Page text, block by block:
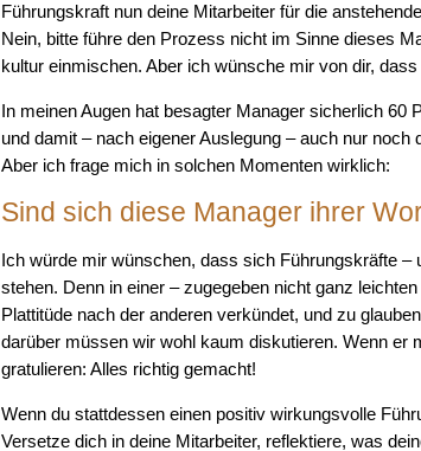
Führungskraft nun deine Mitarbeiter für die
Nein, bitte führe den Prozess nicht im Sinne dieses
kultur einmischen. Aber ich wünsche mir von dir,
In meinen Augen hat besagter Manager sicherlich
und damit – nach eigener Auslegung – auch nur
Aber ich frage mich in solchen Momenten wirklich:
Sind sich diese Manager ihrer
Ich würde mir wünschen, dass sich Führungskräfte
stehen. Denn in einer – zugegeben nicht ganz
Plattitüde nach der anderen verkündet, und zu
darüber müssen wir wohl kaum diskutieren. Wenn er
gratulieren: Alles richtig gemacht!
Wenn du stattdessen einen positiv wirkungsvolle
Versetze dich in deine Mitarbeiter, reflektiere, was